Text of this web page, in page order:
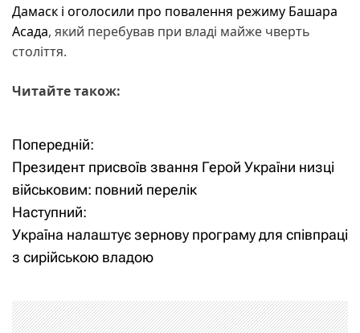
Дамаск і оголосили про повалення режиму Башара
Асада, який перебував при владі майже чверть
століття.
Читайте також:
Н
а
в
і
а
Попередній:
Президент присвоїв звання Герой України низці
військовим: повний перелік
Наступний:
Україна налаштує зернову програму для співпраці
з сирійською владою